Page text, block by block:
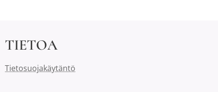
TIETOA
Tietosuojakäytäntö